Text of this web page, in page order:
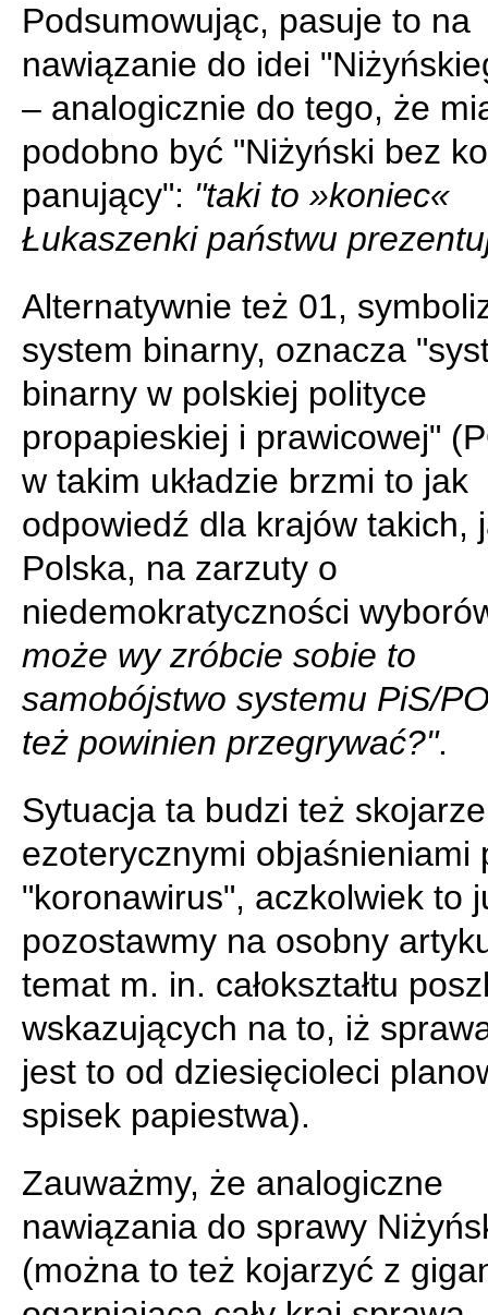
Podsumowując, pasuje to na
nawiązanie do idei
– analogicznie do tego, że
podobno być "Niżyński bez
panujący": "taki to »koniec«
Łukaszenki państwu
Alternatywnie też 01,
system binarny, oznacza
binarny w polskiej polityce
propapieskiej i prawicowej"
w takim układzie brzmi to jak
odpowiedź dla krajów takich,
Polska, na zarzuty o
niedemokratyczności
może wy zróbcie sobie to
samobójstwo systemu PiS/
też powinien przegrywać?".
Sytuacja ta budzi też
ezoterycznymi objaśnieniami
"koronawirus", aczkolwiek to
pozostawmy na osobny
temat m. in. całokształtu
wskazujących na to, iż
jest to od dziesięcioleci
spisek papiestwa).
Zauważmy, że analogiczne
nawiązania do sprawy
(można to też kojarzyć z